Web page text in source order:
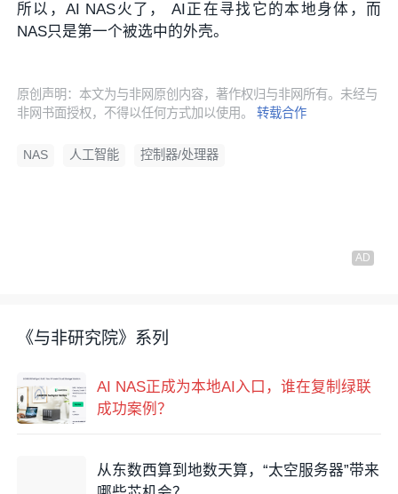
所以，AI NAS火了， AI正在寻找它的本地身体，而
NAS只是第一个被选中的外壳。
原创声明：本文为与非网原创内容，著作权归与非网所有。未经与
非网书面授权，不得以任何方式加以使用。转载合作
NAS 人工智能 控制器/处理器
《与非研究院》系列
AI NAS正成为本地AI入口，谁在复制绿联
成功案例？
从东数西算到地数天算，“太空服务器”带来